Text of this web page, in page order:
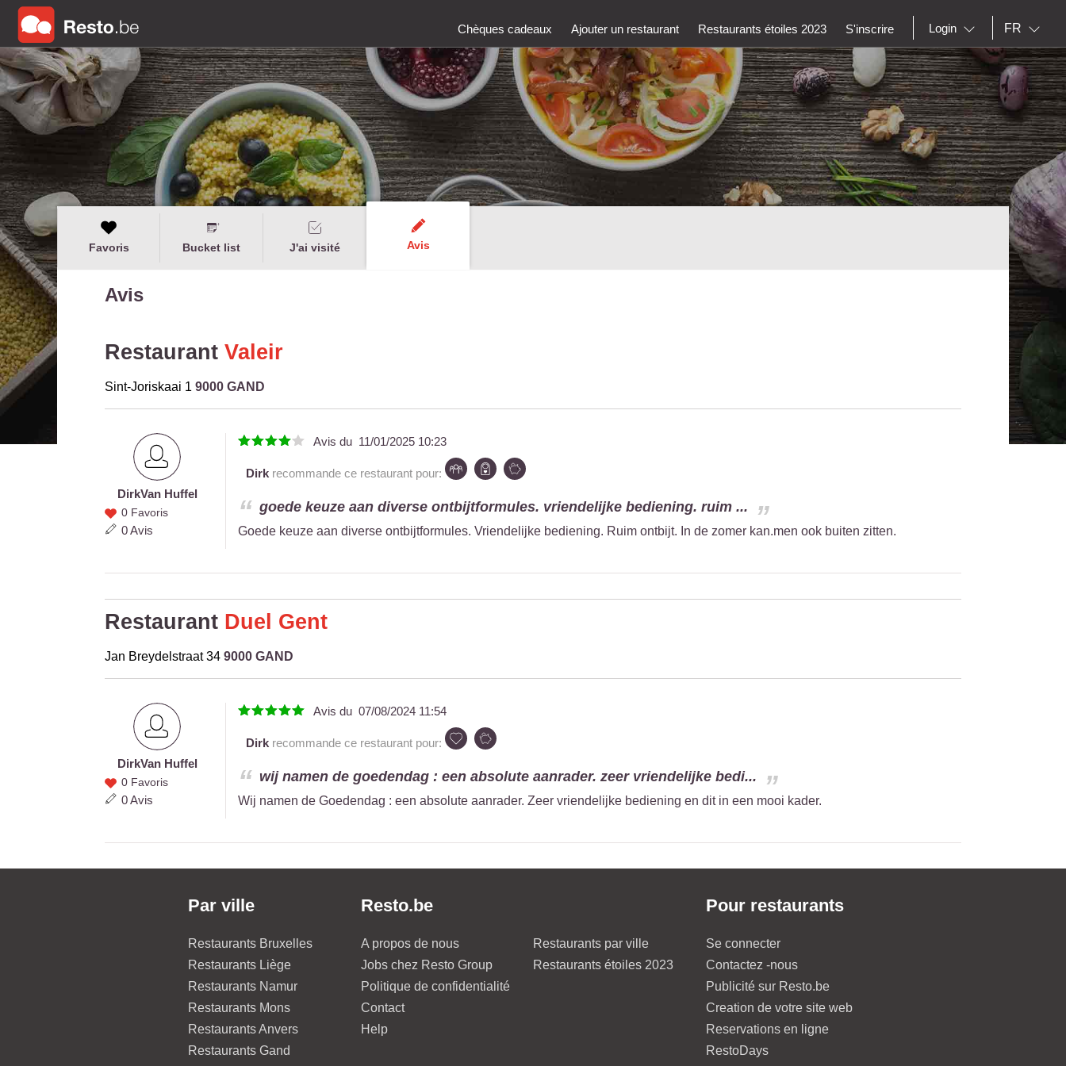
Chèques cadeaux Ajouter un restaurant Restaurants étoiles 2023 S'inscrire Login FR
Favoris Bucket list J'ai visité Avis
Avis
Restaurant Valeir
Sint-Joriskaai 1 9000 GAND
Dirk
Van
Huffel
DirkVan Huffel
0 Favoris
0 Avis
Avis du 11/01/2025 10:23
Dirk recommande ce restaurant pour:
goede keuze aan diverse ontbijtformules. vriendelijke bediening. ruim ...
Goede keuze aan diverse ontbijtformules. Vriendelijke bediening. Ruim ontbijt. In de zomer kan.men ook buiten zitten.
Restaurant Duel Gent
Jan Breydelstraat 34 9000 GAND
Dirk
Van
Huffel
DirkVan Huffel
0 Favoris
0 Avis
Avis du 07/08/2024 11:54
Dirk recommande ce restaurant pour:
wij namen de goedendag : een absolute aanrader. zeer vriendelijke bedi...
Wij namen de Goedendag : een absolute aanrader. Zeer vriendelijke bediening en dit in een mooi kader.
Par ville
Restaurants Bruxelles
Restaurants Liège
Restaurants Namur
Restaurants Mons
Restaurants Anvers
Restaurants Gand
Resto.be
A propos de nous
Jobs chez Resto Group
Politique de confidentialité
Contact
Help
Restaurants par ville
Restaurants étoiles 2023
Pour restaurants
Se connecter
Contactez -nous
Publicité sur Resto.be
Creation de votre site web
Reservations en ligne
RestoDays